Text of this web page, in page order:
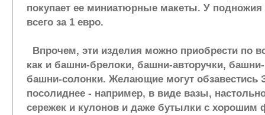
покупает ее миниатюрные макеты. У
всего за 1 евро.
Впрочем, эти изделия можно приобрести по
как и башни-брелоки, башни-авторучки,
башни-солонки. Желающие могут обзавестись
посолиднее - например, в виде вазы,
сережек и кулонов и даже бутылки с хорошим